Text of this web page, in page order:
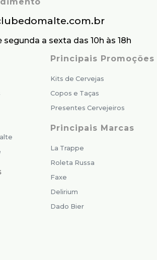
segunda a sexta das 10h às 18h
Principais Promoções
Kits de Cervejas
Copos e Taças
Presentes Cervejeiros
Principais Marcas
La Trappe
Roleta Russa
Faxe
Delirium
Dado Bier